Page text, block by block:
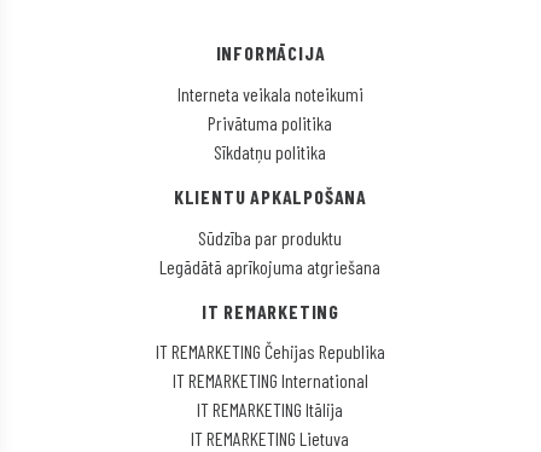
INFORMĀCIJA
Interneta veikala noteikumi
Privātuma politika
Sīkdatņu politika
KLIENTU APKALPOŠANA
Sūdzība par produktu
Legādātā aprīkojuma atgriešana
IT REMARKETING
IT REMARKETING Čehijas Republika
IT REMARKETING International
IT REMARKETING Itālija
IT REMARKETING Lietuva